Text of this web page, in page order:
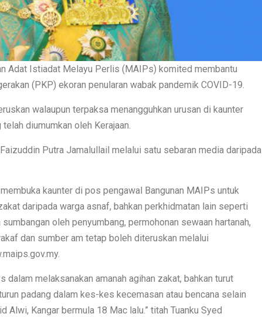
Adat Istiadat Melayu Perlis (MAIPs) komited membantu
(PKP) ekoran penularan wabak pandemik COVID-19.
walaupun terpaksa menangguhkan urusan di kaunter
diumumkan oleh Kerajaan.
Putra Jamalullail melalui satu sebaran media daripada
kaunter di pos pengawal Bangunan MAIPs untuk
daripada warga asnaf, bahkan perkhidmatan lain seperti
oleh penyumbang, permohonan sewaan hartanah,
dan sumber am tetap boleh diteruskan melalui
melaksanakan amanah agihan zakat, bahkan turut
padang dalam kes-kes kecemasan atau bencana selain
Alwi, Kangar bermula 18 Mac lalu.” titah Tuanku Syed